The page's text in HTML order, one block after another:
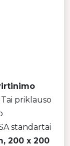
priklauso
standartai
200 x 200